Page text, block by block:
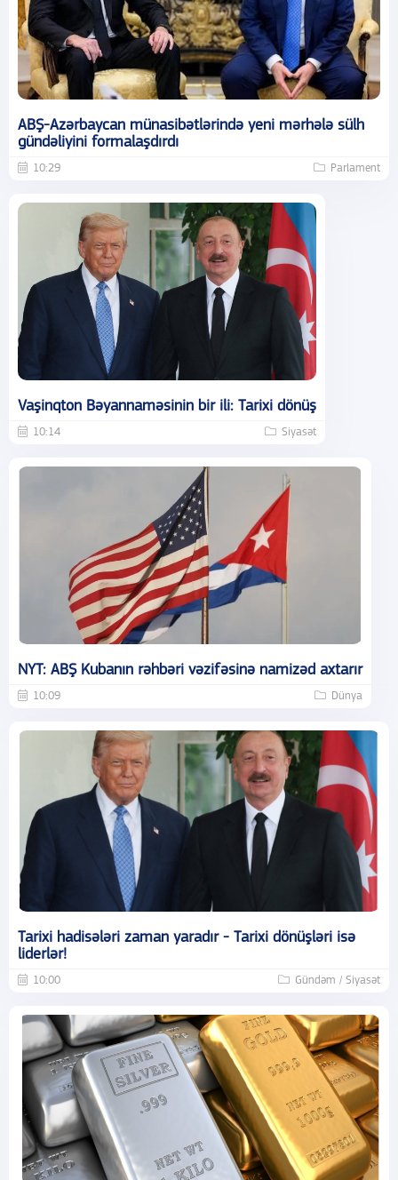
ABŞ-Azərbaycan münasibətlərində yeni mərhələ sülh
gündəliyini formalaşdırdı
10:29 Parlament
Vaşinqton Bəyannaməsinin bir ili: Tarixi dönüş
10:14 Siyasət
NYT: ABŞ Kubanın rəhbəri vəzifəsinə namizəd axtarır
10:09 Dünya
Tarixi hadisələri zaman yaradır - Tarixi dönüşləri isə
liderlər!
10:00 Gündəm / Siyasət